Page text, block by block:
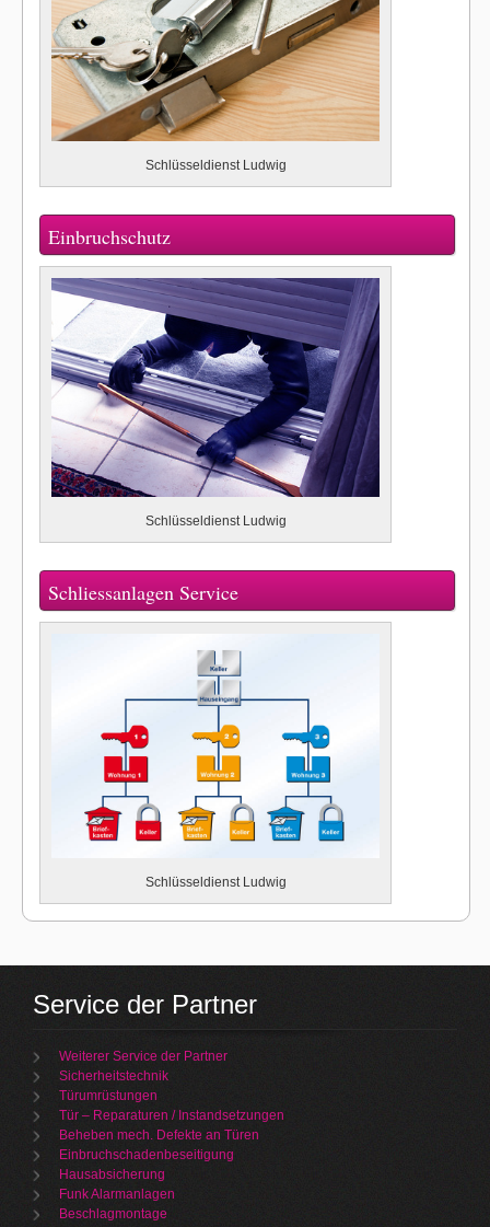
Schlüsseldienst Ludwig
Einbruchschutz
Schlüsseldienst Ludwig
Schliessanlagen Service
Schlüsseldienst Ludwig
Service der Partner
Weiterer Service der Partner
Sicherheitstechnik
Türumrüstungen
Tür – Reparaturen / Instandsetzungen
Beheben mech. Defekte an Türen
Einbruchschadenbeseitigung
Hausabsicherung
Funk Alarmanlagen
Beschlagmontage